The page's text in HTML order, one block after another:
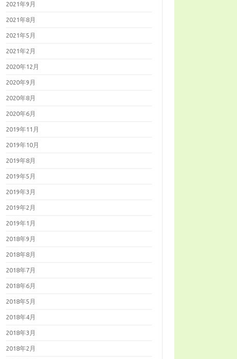
2021年9月
2021年8月
2021年5月
2021年2月
2020年12月
2020年9月
2020年8月
2020年6月
2019年11月
2019年10月
2019年8月
2019年5月
2019年3月
2019年2月
2019年1月
2018年9月
2018年8月
2018年7月
2018年6月
2018年5月
2018年4月
2018年3月
2018年2月